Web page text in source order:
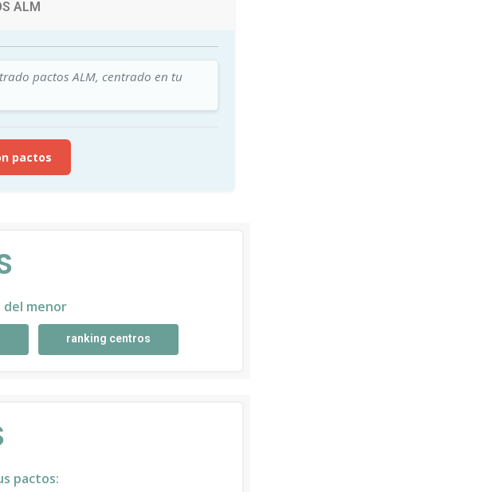
ALM
pactos ALM, centrado en tu
pactos
del menor
ranking centros
pactos: